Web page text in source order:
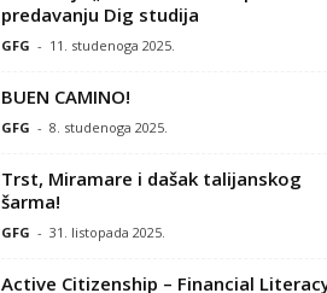
predavanju Dig studija
GFG - 11. studenoga 2025.
BUEN CAMINO!
GFG - 8. studenoga 2025.
Trst, Miramare i dašak talijanskog
šarma!
GFG - 31. listopada 2025.
Active Citizenship – Financial